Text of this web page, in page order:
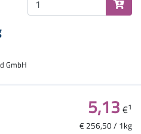
GmbH
5,13€1
€ 256,50 / 1kg